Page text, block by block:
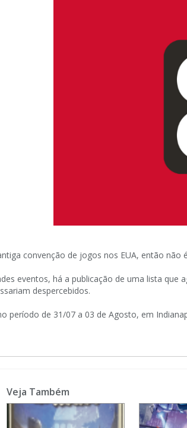
convenção de jogos nos EUA, então
eventos, há a publicação de uma lista
despercebidos.
período de 31/07 a 03 de Agosto, em
Veja Também